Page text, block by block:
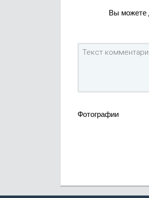
Вы можете
Фотографии